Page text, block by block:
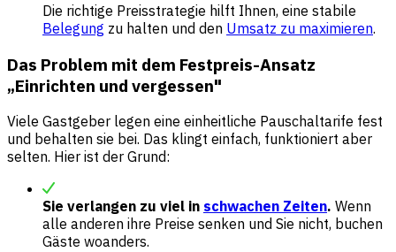
Die richtige Preisstrategie hilft Ihnen, eine stabile
Belegung zu halten und den Umsatz zu maximieren.
Das Problem mit dem Festpreis-Ansatz
„Einrichten und vergessen"
Viele Gastgeber legen eine einheitliche Pauschaltarife fest
und behalten sie bei. Das klingt einfach, funktioniert aber
selten. Hier ist der Grund:
Sie verlangen zu viel in schwachen Zeiten. Wenn
alle anderen ihre Preise senken und Sie nicht, buchen
Gäste woanders.